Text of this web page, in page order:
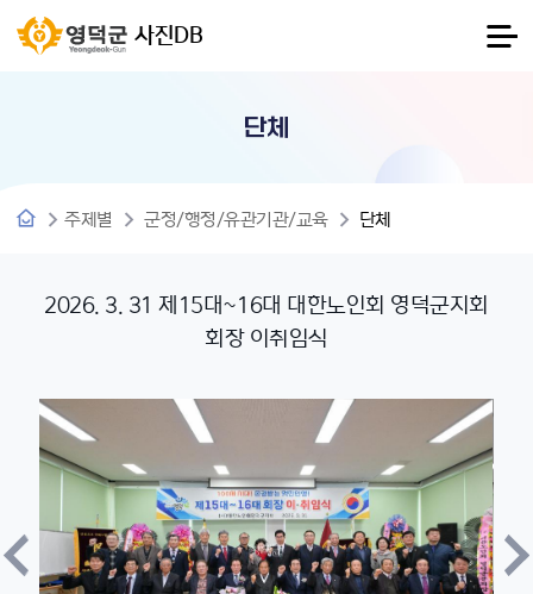
사진DB
단체
주제별 군정/행정/유관기관/교육 단체
2026. 3. 31 제15대~16대 대한노인회 영덕군지회
회장 이취임식